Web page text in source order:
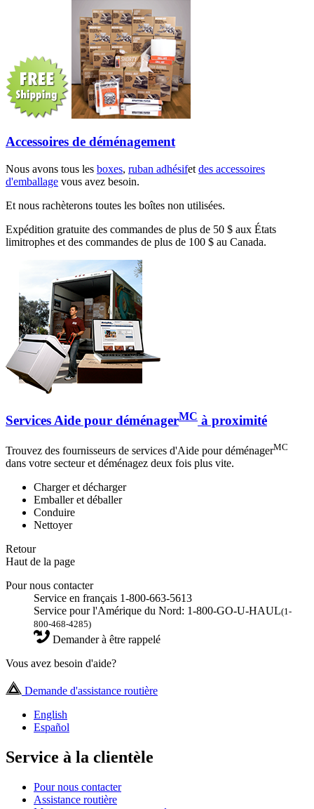
Accessoires de déménagement
Nous avons tous les boxes, ruban adhésifet des accessoires
d'emballage vous avez besoin.
Et nous rachèterons toutes les boîtes non utilisées.
Expédition gratuite des commandes de plus de 50 $ aux États
limitrophes et des commandes de plus de 100 $ au Canada.
Services Aide pour déménagerMC à proximité
Trouvez des fournisseurs de services d'Aide pour déménagerMC
dans votre secteur et déménagez deux fois plus vite.
Charger et décharger
Emballer et déballer
Conduire
Nettoyer
Retour
Haut de la page
Pour nous contacter
Service en français 1-800-663-5613
Service pour l'Amérique du Nord: 1-800-GO-U-HAUL(1-
800-468-4285)
Demander à être rappelé
Vous avez besoin d'aide?
Demande d'assistance routière
English
Español
Service à la clientèle
Pour nous contacter
Assistance routière